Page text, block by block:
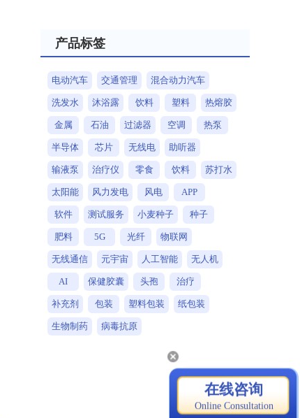
在线咨询
Online Consultation
产品标签
电动汽车 交通管理 混合动力汽车
洗发水 沐浴露 饮料 塑料 热熔胶
金属 石油 过滤器 空调 热泵
半导体 芯片 无线电 助听器
输液泵 治疗仪 零食 饮料 苏打水
太阳能 风力发电 风电 APP
软件 测试服务 小麦种子 种子
肥料 5G 光纤 物联网
无线通信 元宇宙 人工智能 无人机
AI 保健胶囊 头孢 治疗
补充剂 包装 塑料包装 纸包装
生物制药 病毒抗原